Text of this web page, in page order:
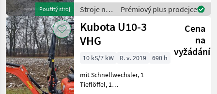
Použitý stroj
Stroje na
stavbu /
Kubota
Prémiový plus prodejce
Kubota U10-3
VHG
Cena
na
vyžádání
10 kS/7 kW R. v. 2019
690 h
mit Schnellwechsler, 1
Tieflöffel, 1